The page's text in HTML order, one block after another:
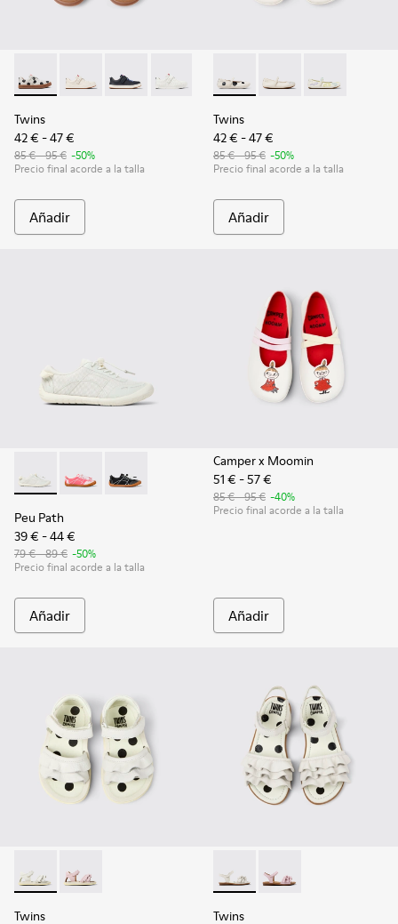
Twins - K800247-031 - Sneakers de piel blancas para niños.
Twins - K800247-030
Twins - K800247-028 - Sneakers de piel
Twins - K800247-024
Twins
42 € - 47 €
85 € - 95 € -50%
Precio final acorde a la talla
Añadir
Twins - K800486-011 -
Twins - K800486-007
Twins -
Twins
42 € - 47 €
85 € - 95 € -50%
Precio final acorde a la talla
Añadir
Peu Path - K800691-001 - Sneakers de tejido y piel blancas
Peu Path - K800691-003
Peu Path - K800691-002 - Sneakers de
Peu Path
39 € - 44 €
79 € - 89 € -50%
Precio final acorde a la talla
Añadir
Camper x Moomin
51 € - 57 €
85 € - 95 € -40%
Precio final acorde a la talla
Añadir
Twins - K800678-001 - Sandalias de piel blancas para niños.
Twins - K800678-002
Twins
Twins - K800676-001 -
Twins - K800676-003
Twins